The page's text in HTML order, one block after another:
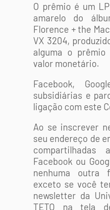
O prêmio é um
amarelo do
Florence + the
VX 3204,
alguma o
valor monetário.
Facebook,
subsidiárias e
ligação com este
Ao se inscrever
seu endereço de
Facebook ou
nenhuma outra
exceto se você
newsletter da
TETO na tela